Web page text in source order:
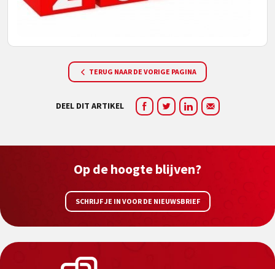
TERUG NAAR DE VORIGE PAGINA
DEEL DIT ARTIKEL
Op de hoogte blijven?
SCHRIJF JE IN VOOR DE NIEUWSBRIEF